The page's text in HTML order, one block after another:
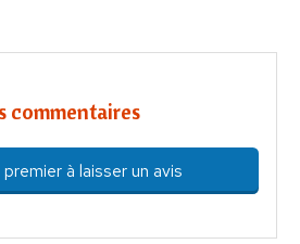
commentaires
à laisser un avis